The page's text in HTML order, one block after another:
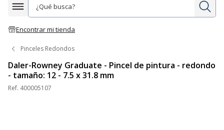
Afficher la navigation
Encontrar mi tienda
Pinceles Redondos
Daler-Rowney Graduate - Pincel de pintura - redondo
- tamaño: 12 - 7.5 x 31.8 mm
Ref. 400005107